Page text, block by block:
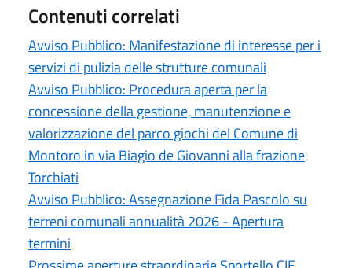
Contenuti correlati
Avviso Pubblico: Manifestazione di interesse per i
servizi di pulizia delle strutture comunali
Avviso Pubblico: Procedura aperta per la
concessione della gestione, manutenzione e
valorizzazione del parco giochi del Comune di
Montoro in via Biagio de Giovanni alla frazione
Torchiati
Avviso Pubblico: Assegnazione Fida Pascolo su
terreni comunali annualità 2026 - Apertura
termini